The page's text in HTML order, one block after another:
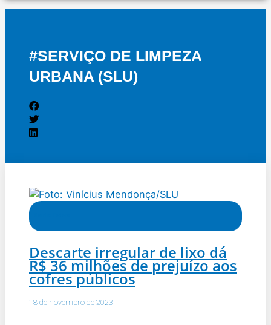
#SERVIÇO DE LIMPEZA
URBANA (SLU)
Descarte irregular de lixo dá
R$ 36 milhões de prejuízo aos
cofres públicos
18 de novembro de 2023